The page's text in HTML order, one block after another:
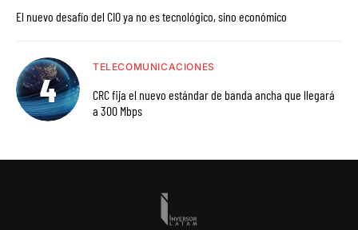
El nuevo desafío del CIO ya no es tecnológico, sino económico
TELECOMUNICACIONES
CRC fija el nuevo estándar de banda ancha que llegará
a 300 Mbps